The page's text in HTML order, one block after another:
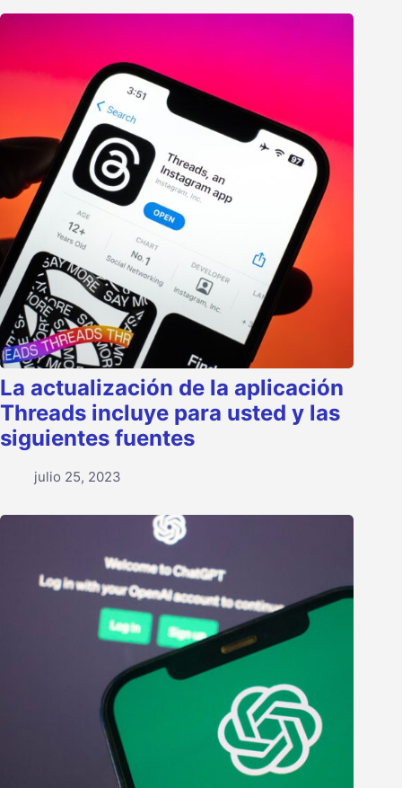
La actualización de la aplicación
Threads incluye para usted y las
siguientes fuentes
julio 25, 2023